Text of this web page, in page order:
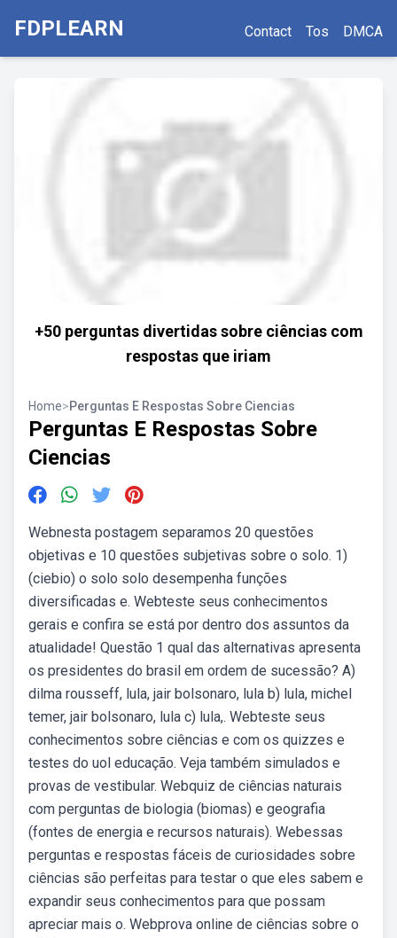
FDPLEARN Contact Tos DMCA
+50 perguntas divertidas sobre ciências com
respostas que iriam
Home>Perguntas E Respostas Sobre Ciencias
Perguntas E Respostas Sobre
Ciencias
Webnesta postagem separamos 20 questões
objetivas e 10 questões subjetivas sobre o solo. 1)
(ciebio) o solo solo desempenha funções
diversificadas e. Webteste seus conhecimentos
gerais e confira se está por dentro dos assuntos da
atualidade! Questão 1 qual das alternativas apresenta
os presidentes do brasil em ordem de sucessão? A)
dilma rousseff, lula, jair bolsonaro, lula b) lula, michel
temer, jair bolsonaro, lula c) lula,. Webteste seus
conhecimentos sobre ciências e com os quizzes e
testes do uol educação. Veja também simulados e
provas de vestibular. Webquiz de ciências naturais
com perguntas de biologia (biomas) e geografia
(fontes de energia e recursos naturais). Webessas
perguntas e respostas fáceis de curiosidades sobre
ciências são perfeitas para testar o que eles sabem e
expandir seus conhecimentos para que possam
apreciar mais o. Webprova online de ciências sobre o